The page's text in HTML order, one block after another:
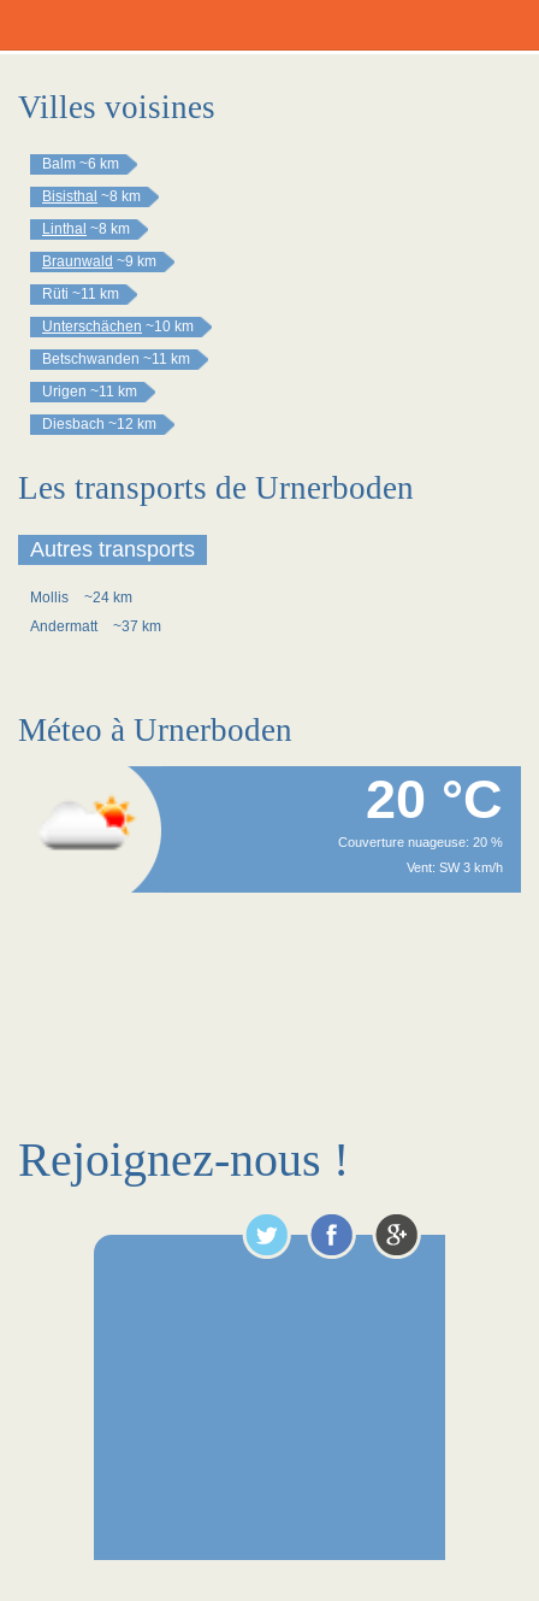
Villes voisines
Balm ~6 km
Bisisthal ~8 km
Linthal ~8 km
Braunwald ~9 km
Rüti ~11 km
Unterschächen ~10 km
Betschwanden ~11 km
Urigen ~11 km
Diesbach ~12 km
Les transports de Urnerboden
Autres transports
Mollis
~24 km
Andermatt
~37 km
Méteo à Urnerboden
20 °C
Couverture nuageuse: 20 %
Vent: SW 3 km/h
Rejoignez-nous !